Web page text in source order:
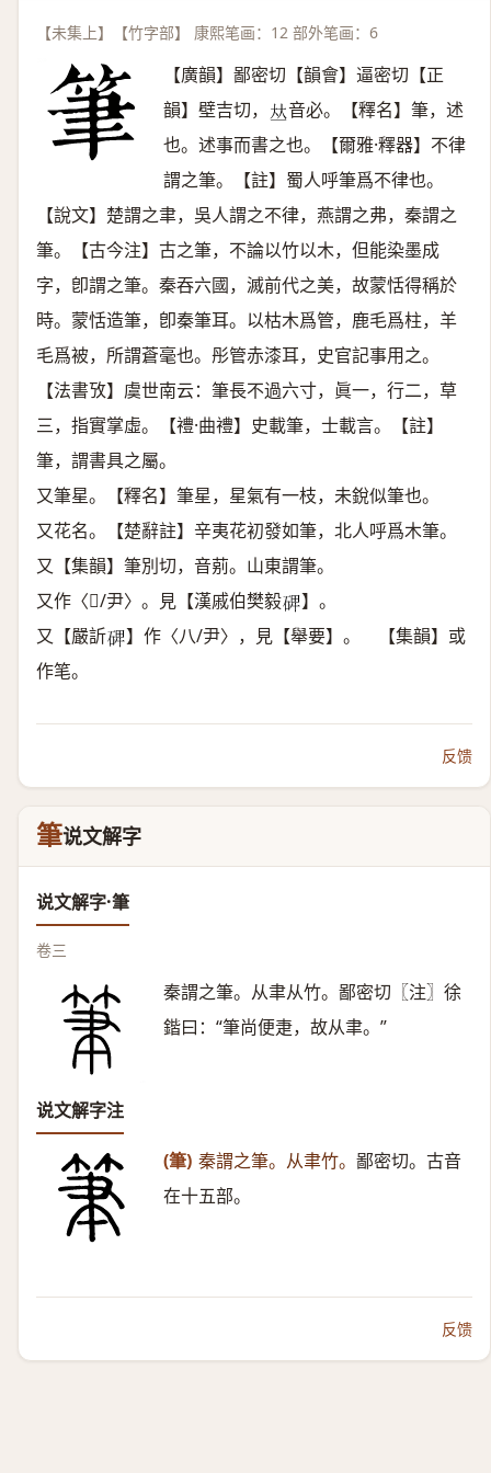
【未集上】【竹字部】 康熙笔画：12 部外笔画：6
【廣韻】鄙密切【韻會】逼密切【正
韻】壁吉切， 𠀤音必。【釋名】筆，述
也。述事而書之也。【爾雅·釋器】不律
謂之筆。【註】蜀人呼筆爲不律也。
【說文】楚謂之聿，吳人謂之不律，燕謂之弗，秦謂之
筆。【古今注】古之筆，不論以竹以木，但能染墨成
字，卽謂之筆。秦吞六國，滅前代之美，故蒙恬得稱於
時。蒙恬造筆，卽秦筆耳。以枯木爲管，鹿毛爲柱，羊
毛爲被，所謂蒼毫也。彤管赤漆耳，史官記事用之。
【法書攷】虞世南云：筆長不過六寸，眞一，行二，草
三，指實掌虛。【禮·曲禮】史載筆，士載言。【註】
筆，謂書具之屬。
又筆星。【釋名】筆星，星氣有一枝，未銳似筆也。
又花名。【楚辭註】辛夷花初發如筆，北人呼爲木筆。
又【集韻】筆別切，音莂。山東謂筆。
又作〈/尹〉。見【漢戚伯樊毅𥓓 】。
又【嚴訢𥓓 】作〈八/尹〉，見【舉要】。 【集韻】或
作笔。
反馈
筆说文解字
说文解字·筆
卷三
秦謂之筆。从聿从竹。鄙密切〖注〗徐
鍇曰：“筆尚便疌，故从聿。”
说文解字注
(筆) 秦謂之筆。从聿竹。 鄙密切。古音
在十五部。
反馈